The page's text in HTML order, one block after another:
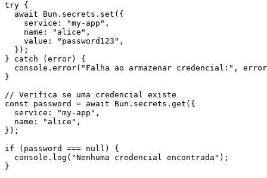
try {
  await
Bun.secrets. set ({
    service:
"my-app" ,
    name:
"alice" ,
    value:
"password123" ,
  });
} catch (error) {
  console.
error( "Falha ao armazenar credencial:" ,
}
// Verifica se uma credencial existe
const password = await Bun.secrets. get ({
  service:
"my-app" ,
  name:
"alice" ,
});
if (password === null ) {
  console.
log ( "Nenhuma credencial encontrada" );
}